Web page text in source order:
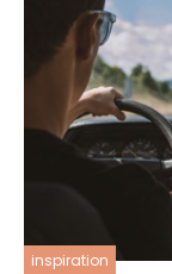
inspiration